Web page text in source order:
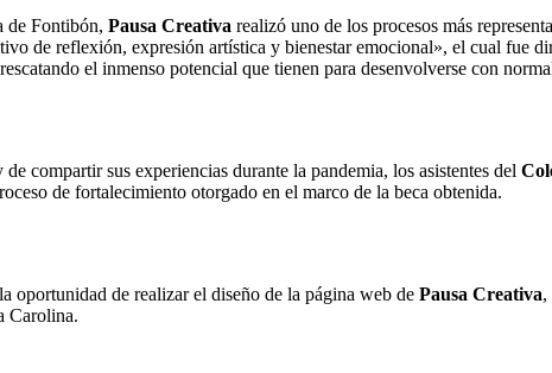
de Fontibón, Pausa Creativa realizó uno de los procesos más
de reflexión, expresión artística y bienestar emocional», el cual fue
el inmenso potencial que tienen para desenvolverse con
compartir sus experiencias durante la pandemia, los asistentes del
de fortalecimiento otorgado en el marco de la beca obtenida.
oportunidad de realizar el diseño de la página web de Pausa Creativa,
Carolina.